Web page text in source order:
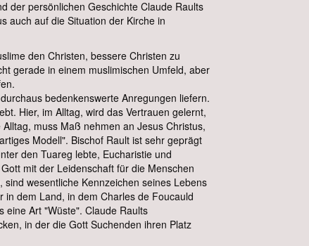
der persönlichen Geschichte Claude Raults
auch auf die Situation der Kirche in
den Christen, bessere Christen zu
gerade in einem muslimischen Umfeld, aber
bedenkenswerte Anregungen liefern.
Hier, im Alltag, wird das Vertrauen gelernt,
muss Maß nehmen an Jesus Christus,
Modell". Bischof Rault ist sehr geprägt
den Tuareg lebte, Eucharistie und
mit der Leidenschaft für die Menschen
wesentliche Kennzeichen seines Lebens
dem Land, in dem Charles de Foucauld
eine Art "Wüste". Claude Raults
in der die Gott Suchenden ihren Platz